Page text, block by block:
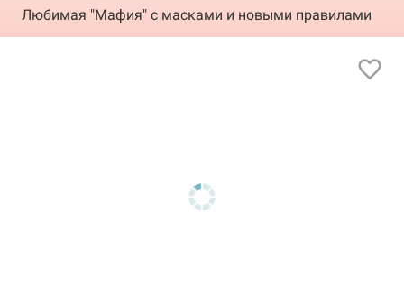
Любимая "Мафия" с масками и новыми правилами